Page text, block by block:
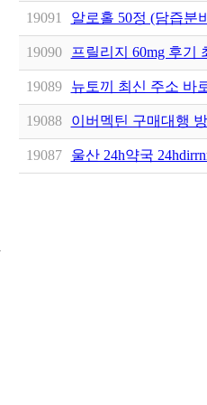
19091 알로홀 50정 (담즙
19090 프릴리지 60mg 후
19089 뉴토끼 최신 주소 바
19088 이버멕틴 구매대행
19087 울산 24h약국